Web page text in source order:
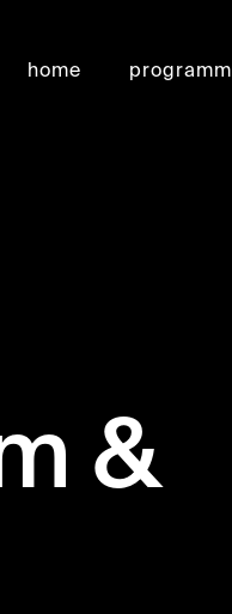
home programm
&